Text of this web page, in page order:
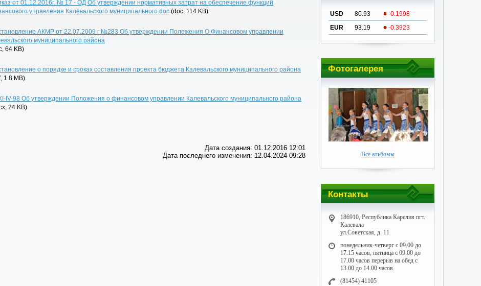
от 01.12.2016г. № 17 - ОД Об утверждении нормативных затрат на обеспечение функций
управления Калевальского муниципального.doc (doc, 114 KB)
АКМР от 22.07.2009 г №283 Об утверждении Положения О Финансовом управлении
муниципального района
64 KB)
о порядке и сроках составления проекта бюджета Калевальского муниципального района
1.8 MB)
IV-98 Об утверждении Положения о финансовом управлении Калевальского муниципального района
24 KB)
Дата создания: 01.12.2016 12:01
Дата последнего изменения: 12.04.2024 09:28
USD 80.93
-0.1998
EUR
93.19 -0.3923
Фотогалерея
Все альбомы
Контакты
186910, Республика Карелия пгт.
Калевала
ул.Советская, д. 11
понедельник-четверг с 09.00 до
17.15 часов, пятница с 09.00 до
17.00 часов перерыв на обед с
13.00 до 14.00 часов.
(81454) 41105